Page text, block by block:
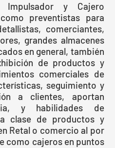
Impulsador y Cajero
preventistas para
comerciantes,
grandes almacenes
en general, también
de productos y
comerciales de
seguimiento y
a clientes, aportan
y habilidades de
clase de productos y
Retal o comercio al por
como cajeros en puntos